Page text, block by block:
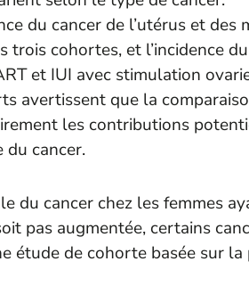
du cancer de l’utérus et
trois cohortes, et l’incidence
et IUI avec stimulation
avertissent que la
les contributions
du cancer.
du cancer chez les femmes
pas augmentée, certains
étude de cohorte basée sur